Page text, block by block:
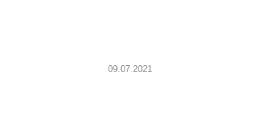
09.07.2021